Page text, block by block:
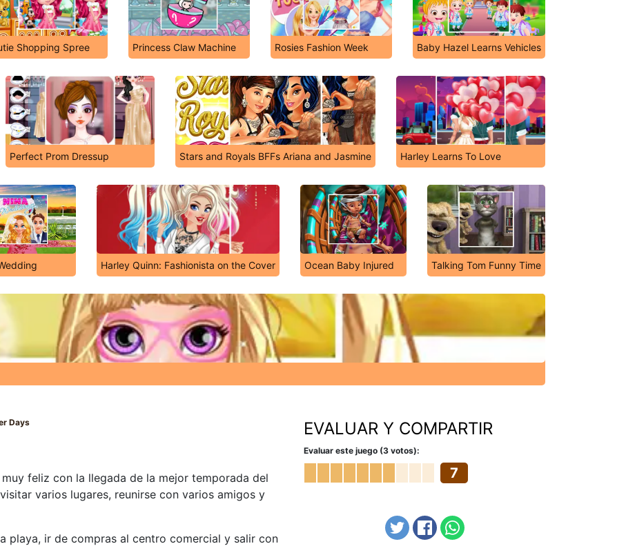
Shopping Spree Princess Claw Machine Rosies Fashion Week Baby Hazel Learns Vehicles
Perfect Prom Dressup Stars and Royals BFFs Ariana and Jasmine Harley Learns To Love
Harley Quinn: Fashionista on the Cover Ocean Baby Injured Talking Tom Funny Time
Days
muy feliz con la llegada de la mejor temporada del
varios lugares, reunirse con varios amigos y
playa, ir de compras al centro comercial y salir con
EVALUAR Y COMPARTIR
Evaluar este juego (3 votos):
7